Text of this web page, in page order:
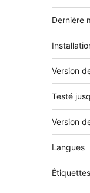
Dernière
Version
Testé
Version
Langues
Étiquettes